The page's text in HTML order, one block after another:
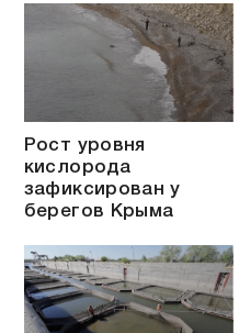
Рост уровня
кислорода
зафиксирован у
берегов Крыма